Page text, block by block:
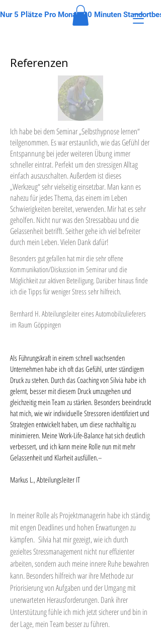
Nur 5 Plätze Pro Monat: 30 Minuten
Referenzen
Ich habe bei dem Seminar „Selbsthypnose lernen“
teilgenommen. Es war erstaunlich, wie das Gefühl der
Entspannung bei jeder weiteren Übung immer
schneller eintrat. Perfekt um den stressigen Alltag
einfach auszuschalten. Außerdem ist dieses
„Werkzeug“ sehr vielseitig einsetzbar. Man kann es
nahezu für jedes Thema, das einem im Leben
Schwierigkeiten bereitet, verwenden. Mir hat es sehr
geholfen. Nicht nur was den Stressabbau und die
Gelassenheit betrifft. Seither gehe ich viel befreiter
durch mein Leben. Vielen Dank dafür!
Besonders gut gefallen hat mir die sehr offene
Kommunikation/Diskussion im Seminar und die
Möglichkeit zur aktiven Beteiligung. Darüber hinaus finde
ich die Tipps für weniger Stress sehr hilfreich.
Bernhard H. Abteilungsleiter eines Automobilzulieferers
im Raum Göppingen
Als Führungskraft in einem schnell wachsenden
Unternehmen habe ich oft das Gefühl, unter ständigem
Druck zu stehen. Durch das Coaching von Silvia habe ich
gelernt, besser mit diesem Druck umzugehen und
gleichzeitig mein Team zu stärken. Besonders beeindruckt
hat mich, wie wir individuelle Stressoren identifiziert und
Strategien entwickelt haben, um diese nachhaltig zu
minimieren. Meine Work-Life-Balance hat sich deutlich
verbessert, und ich kann meine Rolle nun mit mehr
Gelassenheit und Klarheit ausfüllen.–
Markus L., Abteilungsleiter IT
In meiner Rolle als Projektmanagerin habe ich ständig
mit engen Deadlines und hohen Erwartungen zu
kämpfen. Silvia hat mir gezeigt, wie ich durch
gezieltes Stressmanagement nicht nur effizienter
arbeiten, sondern auch meine innere Ruhe bewahren
kann. Besonders hilfreich war ihre Methode zur
Priorisierung von Aufgaben und der Umgang mit
unerwarteten Herausforderungen. Dank ihrer
Unterstützung fühle ich mich jetzt sicherer und bin in
der Lage, mein Team besser zu führen.